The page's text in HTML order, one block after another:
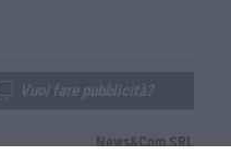
News&Com SRL